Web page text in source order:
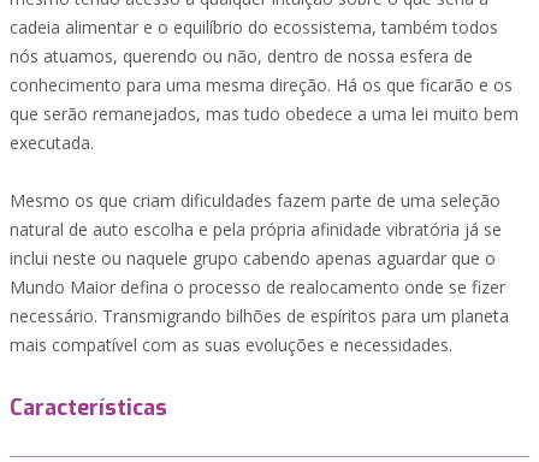
cadeia alimentar e o equilíbrio do ecossistema, também todos
nós atuamos, querendo ou não, dentro de nossa esfera de
conhecimento para uma mesma direção. Há os que ficarão e os
que serão remanejados, mas tudo obedece a uma lei muito bem
executada.
Mesmo os que criam dificuldades fazem parte de uma seleção
natural de auto escolha e pela própria afinidade vibratória já se
inclui neste ou naquele grupo cabendo apenas aguardar que o
Mundo Maior defina o processo de realocamento onde se fizer
necessário. Transmigrando bilhões de espíritos para um planeta
mais compatível com as suas evoluções e necessidades.
Características